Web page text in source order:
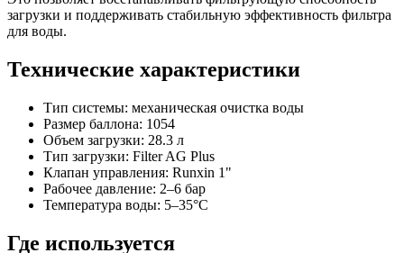
загрузки и поддерживать стабильную эффективность фильтра
для воды.
Технические характеристики
Тип системы: механическая очистка воды
Размер баллона: 1054
Объем загрузки: 28.3 л
Тип загрузки: Filter AG Plus
Клапан управления: Runxin 1"
Рабочее давление: 2–6 бар
Температура воды: 5–35°C
Где используется